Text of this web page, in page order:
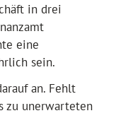
in drei
eine
sein.
an. Fehlt
zu unerwarteten